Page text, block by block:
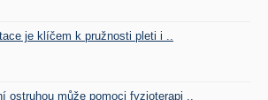
je klíčem k pružnosti pleti i ..
ostruhou může pomoci fyzioterapi ..